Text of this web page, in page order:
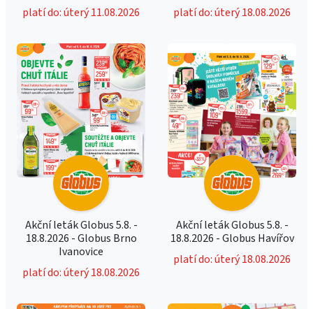
platí do: úterý 11.08.2026
platí do: úterý 18.08.2026
Akční leták Globus 5.8. -
18.8.2026 - Globus Brno
Ivanovice
platí do: úterý 18.08.2026
Akční leták Globus 5.8. -
18.8.2026 - Globus Havířov
platí do: úterý 18.08.2026